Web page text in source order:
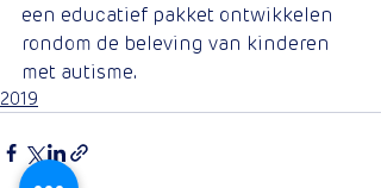
een educatief pakket ontwikkelen
rondom de beleving van kinderen
met autisme.
2019